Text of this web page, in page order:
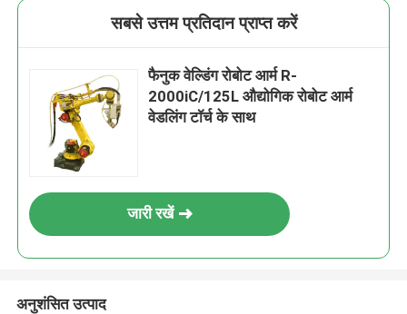
सबसे उत्तम प्रतिदान प्राप्त करें
फैनुक वेल्डिंग रोबोट आर्म R-
2000iC/125L औद्योगिक रोबोट आर्म
वेडलिंग टॉर्च के साथ
जारी रखें
अनुशंसित उत्पाद